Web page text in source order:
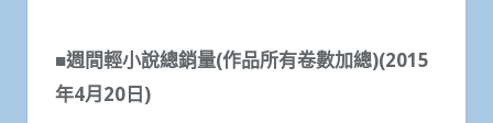
■週間輕小說總銷量(作品所有卷數加總)(2015
年4月20日)